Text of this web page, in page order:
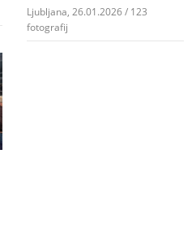
Ljubljana, 26.01.2026 / 123
fotografij